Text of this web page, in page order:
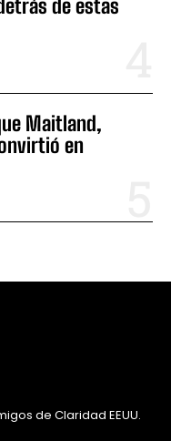
de estas
Maitland,
en
de Claridad EEUU.